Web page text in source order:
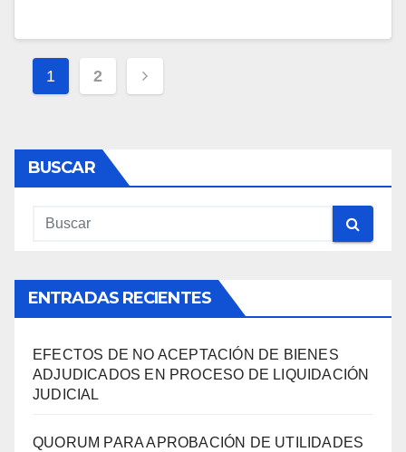
Navegación
entradas
1 2
BUSCAR
ENTRADAS RECIENTES
EFECTOS DE NO ACEPTACIÓN DE BIENES
ADJUDICADOS EN PROCESO DE LIQUIDACIÓN
JUDICIAL
QUORUM PARA APROBACIÓN DE UTILIDADES